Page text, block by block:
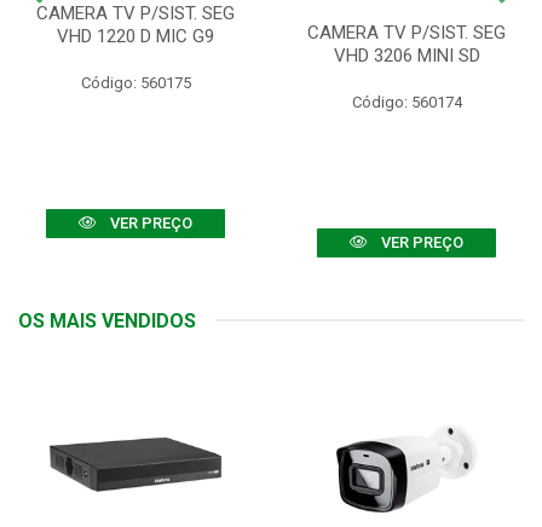
CAMERA TV P/SIST. SEG
VHD 1220 D MIC G9
Código: 560175
VER PREÇO
CAMERA TV P/SIST. SEG
VHD 3206 MINI SD
Código: 560174
VER PREÇO
OS MAIS VENDIDOS